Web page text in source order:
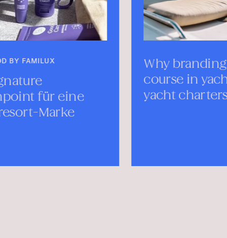
Why branding sets the
course in yachting—
yacht charters branding